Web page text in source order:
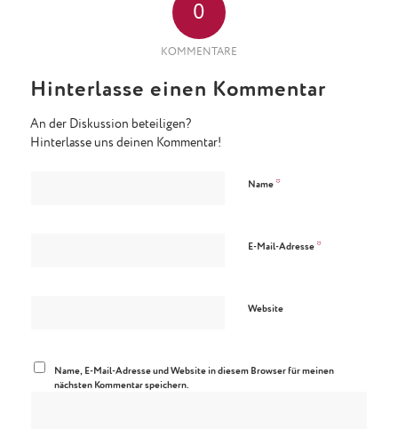
0
KOMMENTARE
Hinterlasse einen Kommentar
An der Diskussion beteiligen?
Hinterlasse uns deinen Kommentar!
Name *
E-Mail-Adresse *
Website
Name, E-Mail-Adresse und Website in diesem Browser für meinen
nächsten Kommentar speichern.